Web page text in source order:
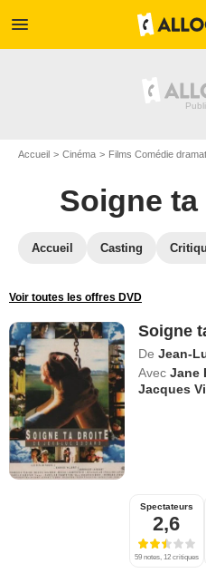
menu
Accueil Cinéma Films Comédie
Soigne
Accueil Casting
Voir toutes les offres DVD
Soigne
De Jean-
Avec Jane
Jacques
Spectateurs
2,6
59 notes, 12 critiques